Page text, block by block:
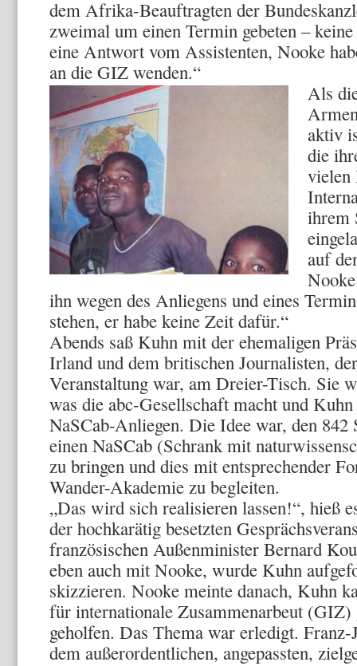
dem Afrika-Beauftragten der
zweimal um einen Termin gebeten –
eine Antwort vom Assistenten, Nooke
an die GIZ wenden.“
Als
aktiv
die
vielen
ihrem
auf
ihn wegen des Anliegens und eines
stehen, er habe keine Zeit dafür.“
Abends saß Kuhn mit der ehemaligen
Irland und dem britischen Journalisten,
Veranstaltung war, am Dreier-Tisch. Sie
was die abc-Gesellschaft macht und
NaSCab-Anliegen. Die Idee war, den 842
einen NaSCab (Schrank mit
zu bringen und dies mit entsprechender
Wander-Akademie zu begleiten.
„Das wird sich realisieren lassen!“, hieß
der hochkarätig besetzten
französischen Außenminister Bernard
eben auch mit Nooke, wurde Kuhn
skizzieren. Nooke meinte danach, Kuhn
für internationale Zusammenarbeut
geholfen. Das Thema war erledigt.
dem außerordentlichen, angepassten,